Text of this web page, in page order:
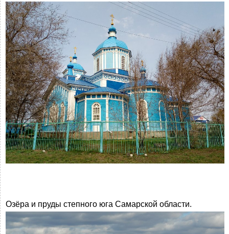
Озёра и пруды степного юга Самарской области.